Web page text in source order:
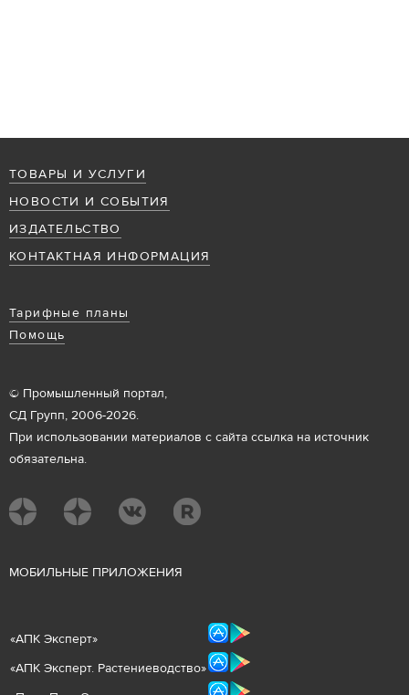
ТОВАРЫ И УСЛУГИ
НОВОСТИ И СОБЫТИЯ
ИЗДАТЕЛЬСТВО
КОНТАКТНАЯ ИНФОРМАЦИЯ
Тарифные планы
Помощь
© Промышленный портал,
СД Групп, 2006-2026.
При использовании материалов с сайта ссылка на источник
обязательна.
МОБИЛЬНЫЕ ПРИЛОЖЕНИЯ
«АПК Эксперт»
«АПК Эксперт. Растениеводство»